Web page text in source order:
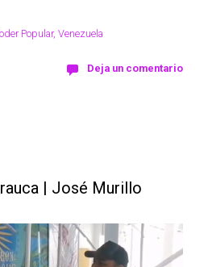
Popular, Venezuela
Deja un comentario
| José Murillo